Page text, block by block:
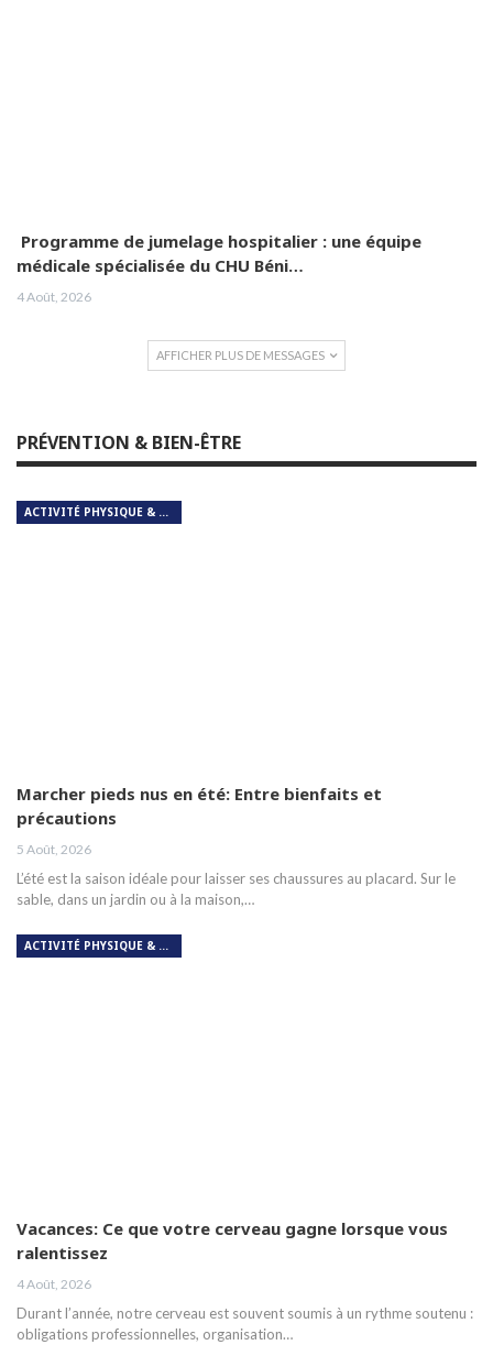
Programme de jumelage hospitalier : une équipe
médicale spécialisée du CHU Béni…
4 Août, 2026
AFFICHER PLUS DE MESSAGES
PRÉVENTION & BIEN-ÊTRE
ACTIVITÉ PHYSIQUE & RESPIRATION
Marcher pieds nus en été: Entre bienfaits et
précautions
5 Août, 2026
L’été est la saison idéale pour laisser ses chaussures au placard. Sur le
sable, dans un jardin ou à la maison,…
ACTIVITÉ PHYSIQUE & RESPIRATION
Vacances: Ce que votre cerveau gagne lorsque vous
ralentissez
4 Août, 2026
Durant l’année, notre cerveau est souvent soumis à un rythme soutenu :
obligations professionnelles, organisation…